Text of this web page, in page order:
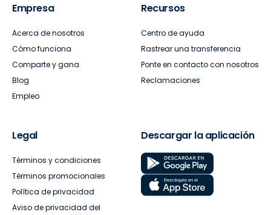
Empresa
Acerca de nosotros
Cómo funciona
Comparte y gana
Blog
Empleo
Recursos
Centro de ayuda
Rastrear una transferencia
Ponte en contacto con nosotros
Reclamaciones
Legal
Términos y condiciones
Términos promocionales
Política de privacidad
Aviso de privacidad del
Descargar la aplicación